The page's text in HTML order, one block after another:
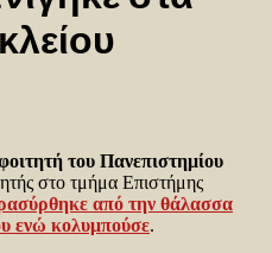
του Πανεπιστημίου
στο τμήμα Επιστήμης
από την θάλασσα
ενώ κολυμπούσε.